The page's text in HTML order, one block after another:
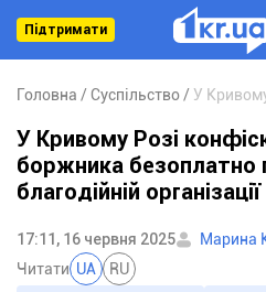
Підтримати
Головна Суспільство
У Кривому Розі
боржника безоплатно
благодійній організації
17:11, 16 червня 2025
Марина
Читати UA RU